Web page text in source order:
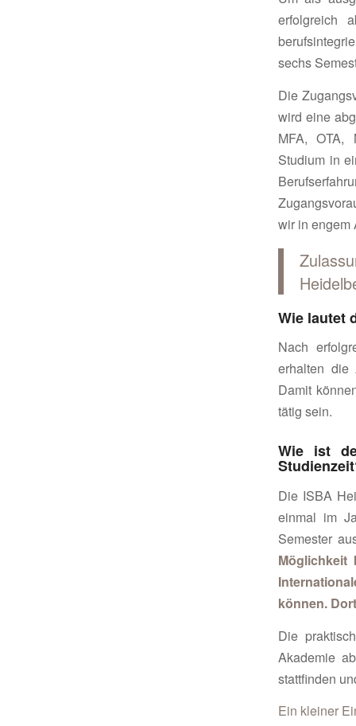
erfolgreich
sechs
Die
wird eine
MFA, OTA,
Studium in
wir in engem
Wie lautet
Nach
erhalten die
Damit
tätig sein.
Wie ist
Die ISBA
einmal im
Semester
können.
Die
Akademie
stattfinden
Ein kleiner